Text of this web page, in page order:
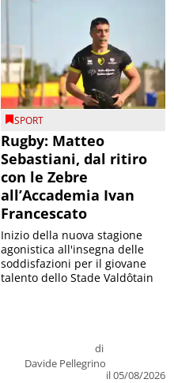
SPORT
Rugby: Matteo
Sebastiani, dal ritiro
con le Zebre
all’Accademia Ivan
Francescato
di
Davide Pellegrino
il 05/08/2026
Inizio della nuova stagione
agonistica all'insegna delle
soddisfazioni per il giovane
talento dello Stade Valdôtain